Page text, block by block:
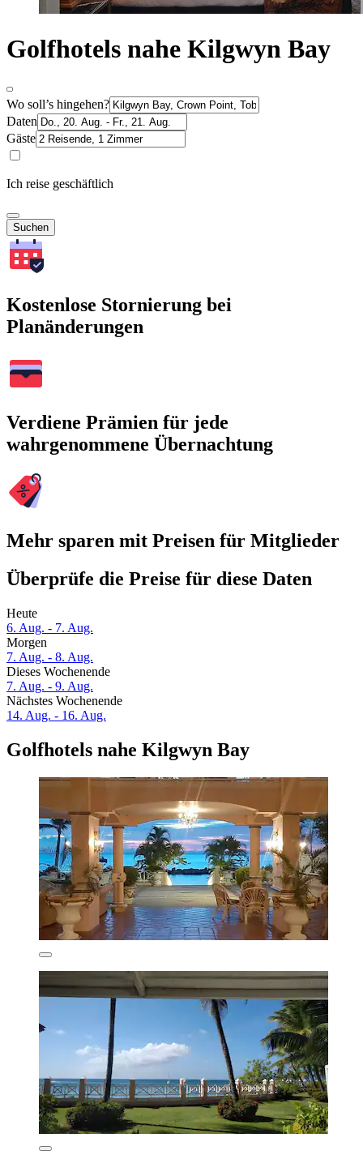
Golfhotels nahe Kilgwyn Bay
Wo soll’s hingehen?
Daten
Gäste
Ich reise geschäftlich
Suchen
Kostenlose Stornierung bei
Planänderungen
Verdiene Prämien für jede
wahrgenommene Übernachtung
Mehr sparen mit Preisen für Mitglieder
Überprüfe die Preise für diese Daten
Heute
6. Aug. - 7. Aug.
Morgen
7. Aug. - 8. Aug.
Dieses Wochenende
7. Aug. - 9. Aug.
Nächstes Wochenende
14. Aug. - 16. Aug.
Golfhotels nahe Kilgwyn Bay